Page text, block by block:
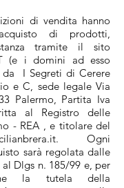
di vendita hanno
di prodotti,
tramite il sito
(e i domini ad esso
da I Segreti di Cerere
e C, sede legale Via
Palermo, Partita Iva
al Registro delle
- REA , e titolare del
Ogni
sarà regolata dalle
Dlgs n. 185/99 e, per
la tutela della